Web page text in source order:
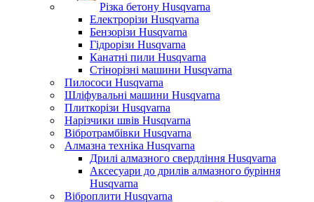
Різка бетону Husqvarna
Електрорізи Husqvarna
Бензорізи Husqvarna
Гідрорізи Husqvarna
Канатні пили Husqvarna
Стінорізні машини Husqvarna
Пилососи Husqvarna
Шліфувальні машини Husqvarna
Плиткорізи Husqvarna
Нарізчики швів Husqvarna
Вібротрамбівки Husqvarna
Алмазна техніка Husqvarna
Дрилі алмазного свердління Husqvarna
Аксесуари до дрилів алмазного буріння
Husqvarna
Віброплити Husqvarna